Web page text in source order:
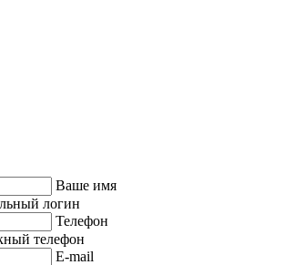
Ваше имя
логин
Телефон
телефон
E-mail